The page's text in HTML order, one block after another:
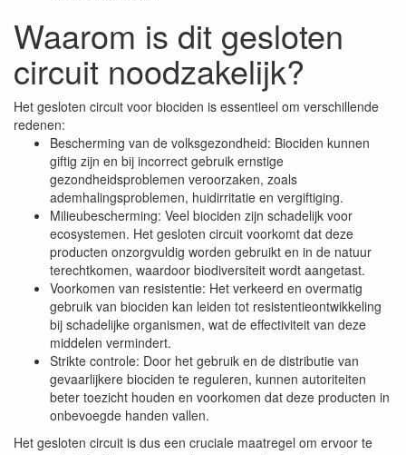
Waarom is dit gesloten
circuit noodzakelijk?
Het gesloten circuit voor biociden is essentieel om verschillende
redenen:
Bescherming van de volksgezondheid: Biociden kunnen
giftig zijn en bij incorrect gebruik ernstige
gezondheidsproblemen veroorzaken, zoals
ademhalingsproblemen, huidirritatie en vergiftiging.
Milieubescherming: Veel biociden zijn schadelijk voor
ecosystemen. Het gesloten circuit voorkomt dat deze
producten onzorgvuldig worden gebruikt en in de natuur
terechtkomen, waardoor biodiversiteit wordt aangetast.
Voorkomen van resistentie: Het verkeerd en overmatig
gebruik van biociden kan leiden tot resistentieontwikkeling
bij schadelijke organismen, wat de effectiviteit van deze
middelen vermindert.
Strikte controle: Door het gebruik en de distributie van
gevaarlijkere biociden te reguleren, kunnen autoriteiten
beter toezicht houden en voorkomen dat deze producten in
onbevoegde handen vallen.
Het gesloten circuit is dus een cruciale maatregel om ervoor te